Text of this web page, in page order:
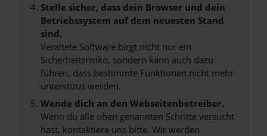
Stelle sicher, dass dein Browser und dein
Betriebssystem auf dem neuesten Stand
sind.
Veraltete Software birgt nicht nur ein
Sicherheitsrisiko, sondern kann auch dazu
führen, dass bestimmte Funktionen nicht mehr
unterstützt werden.
Wende dich an den Webseitenbetreiber.
Wenn du alle oben genannten Schritte versucht
hast, kontaktiere uns bitte. Wir werden